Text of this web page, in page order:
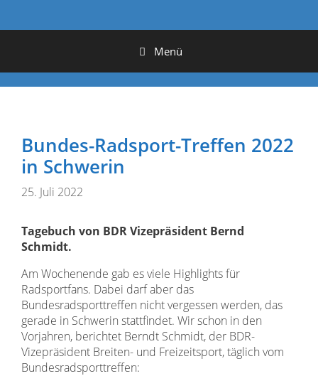
Menü
Bundes-Radsport-Treffen 2022
in Schwerin
25. Juli 2022
Tagebuch von BDR Vizepräsident Bernd
Schmidt.
Am Wochenende gab es viele Highlights für
Radsportfans. Dabei darf aber das
Bundesradsporttreffen nicht vergessen werden, das
gerade in Schwerin stattfindet. Wir schon in den
Vorjahren, berichtet Berndt Schmidt, der BDR-
Vizepräsident Breiten- und Freizeitsport, täglich vom
Bundesradsporttreffen: